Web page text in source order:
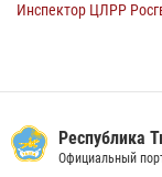
Инспектор ЦЛРР
Инспекторы
лучников в канун
Республика
Официальный